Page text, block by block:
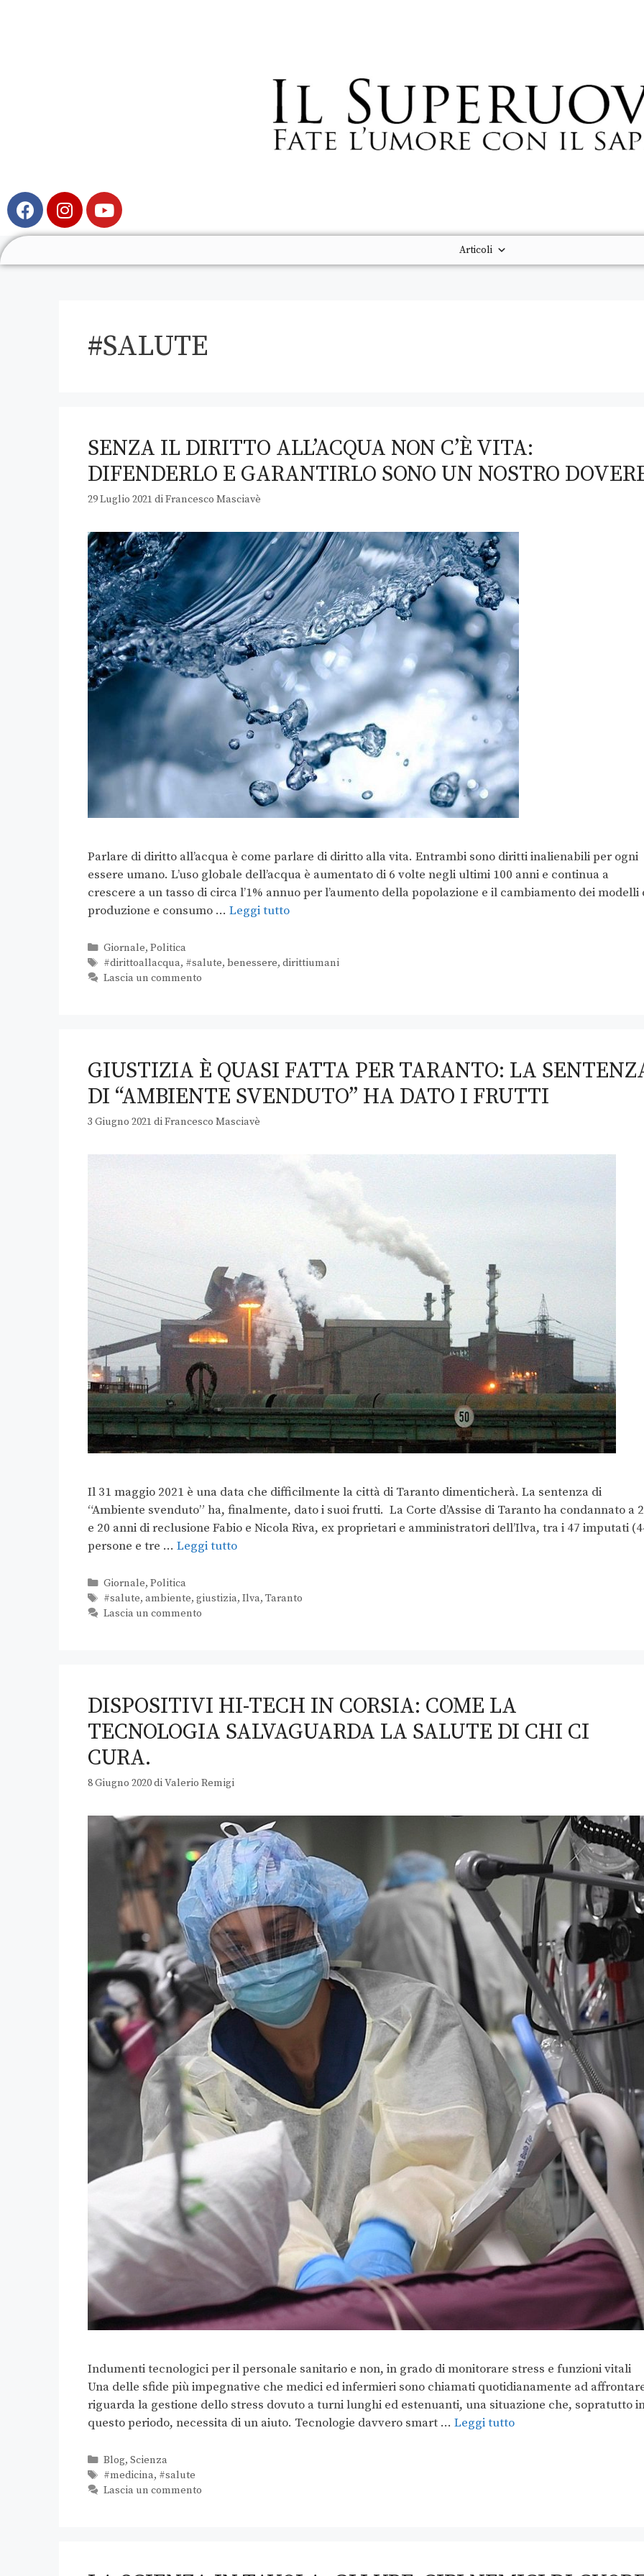
Articoli
#SALUTE
SENZA IL DIRITTO ALL’ACQUA NON C’È VITA:
DIFENDERLO E GARANTIRLO SONO UN NOSTRO
29 Luglio 2021 diFrancesco Masciavè
Parlare di diritto all’acqua è come parlare di diritto alla vita. Entrambi sono diritti inalienabili per ogni
essere umano. L’uso globale dell’acqua è aumentato di 6 volte negli ultimi 100 anni e continua a
crescere a un tasso di circa l’1% annuo per l’aumento della popolazione e il cambiamento dei modelli
produzione e consumo … Leggi tutto
Giornale, Politica
#dirittoallacqua, #salute, benessere, dirittiumani
Lascia un commento
GIUSTIZIA È QUASI FATTA PER TARANTO: LA
DI “AMBIENTE SVENDUTO” HA DATO I FRUTTI
3 Giugno 2021 diFrancesco Masciavè
Il 31 maggio 2021 è una data che difficilmente la città di Taranto dimenticherà. La sentenza di
“Ambiente svenduto” ha, finalmente, dato i suoi frutti. La Corte d’Assise di Taranto ha condannato a
e 20 anni di reclusione Fabio e Nicola Riva, ex proprietari e amministratori dell’Ilva, tra i 47 imputati
persone e tre … Leggi tutto
Giornale, Politica
#salute, ambiente, giustizia, Ilva, Taranto
Lascia un commento
DISPOSITIVI HI-TECH IN CORSIA: COME LA
TECNOLOGIA SALVAGUARDA LA SALUTE DI CHI CI
CURA.
8 Giugno 2020diValerio Remigi
Indumenti tecnologici per il personale sanitario e non, in grado di monitorare stress e funzioni vitali
Una delle sfide più impegnative che medici ed infermieri sono chiamati quotidianamente ad
riguarda la gestione dello stress dovuto a turni lunghi ed estenuanti, una situazione che, sopratutto
questo periodo, necessita di un aiuto. Tecnologie davvero smart … Leggi tutto
Blog, Scienza
#medicina, #salute
Lascia un commento